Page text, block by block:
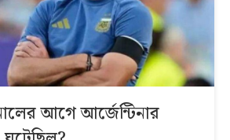
আগে আর্জেন্টিনার